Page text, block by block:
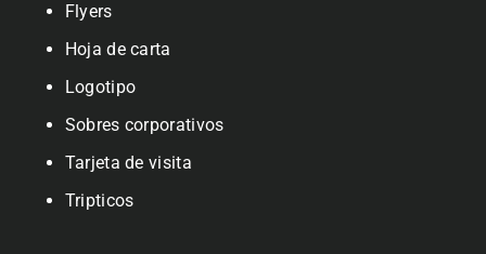
Flyers
Hoja de carta
Logotipo
Sobres corporativos
Tarjeta de visita
Tripticos